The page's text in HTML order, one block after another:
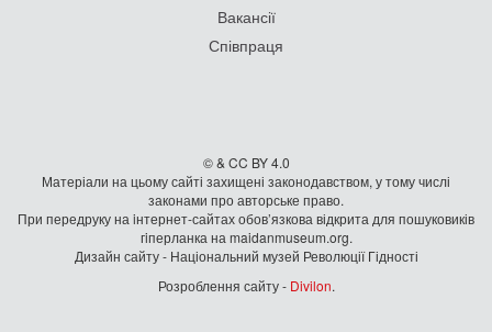
Вакансії
Співпраця
© & CC BY 4.0
Матеріали на цьому сайті захищені законодавством, у тому числі
законами про авторське право.
При передруку на iнтернет-сайтах обов’язкова відкрита для пошуковиків
гiперланка на maidanmuseum.org.
Дизайн сайту - Національний музей Революції Гідності
Розроблення сайту - Divilon.